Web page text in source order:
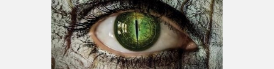
Espace enseignant·e·s
Espace pro